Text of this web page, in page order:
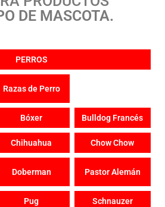
DE MASCOTA.
PERROS
Razas de Perro
Bóxer Bulldog Francés
Chihuahua Chow Chow
Doberman Pastor Alemán
Pug Schnauzer